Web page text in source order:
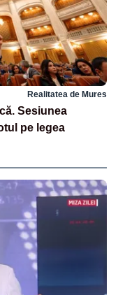
Realitatea de Mures
Sesiunea
pe legea